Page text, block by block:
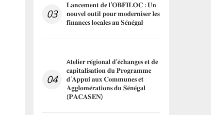
03
𝐋𝐚𝐧𝐜𝐞𝐦𝐞𝐧𝐭 𝐝𝐞 𝐥’𝐎𝐁𝐅𝐈𝐋𝐎𝐂 : 𝐔𝐧
𝐧𝐨𝐮𝐯𝐞𝐥 𝐨𝐮𝐭𝐢𝐥 𝐩𝐨𝐮𝐫 𝐦𝐨𝐝𝐞𝐫𝐧𝐢𝐬𝐞𝐫 𝐥𝐞𝐬
𝐟𝐢𝐧𝐚𝐧𝐜𝐞𝐬 𝐥𝐨𝐜𝐚𝐥𝐞𝐬 𝐚𝐮 𝐒𝐞́𝐧𝐞́𝐠𝐚𝐥
04
A𝐭𝐞𝐥𝐢𝐞𝐫 𝐫𝐞́𝐠𝐢𝐨𝐧𝐚𝐥 𝐝’𝐞́𝐜𝐡𝐚𝐧𝐠𝐞𝐬 𝐞𝐭 𝐝𝐞
𝐜𝐚𝐩𝐢𝐭𝐚𝐥𝐢𝐬𝐚𝐭𝐢𝐨𝐧 𝐝𝐮 𝐏𝐫𝐨𝐠𝐫𝐚𝐦𝐦𝐞
𝐝’𝐀𝐩𝐩𝐮𝐢 𝐚𝐮𝐱 𝐂𝐨𝐦𝐦𝐮𝐧𝐞𝐬 𝐞𝐭
𝐀𝐠𝐠𝐥𝐨𝐦𝐞́𝐫𝐚𝐭𝐢𝐨𝐧𝐬 𝐝𝐮 𝐒𝐞́𝐧𝐞́𝐠𝐚𝐥
(𝐏𝐀𝐂𝐀𝐒𝐄𝐍)